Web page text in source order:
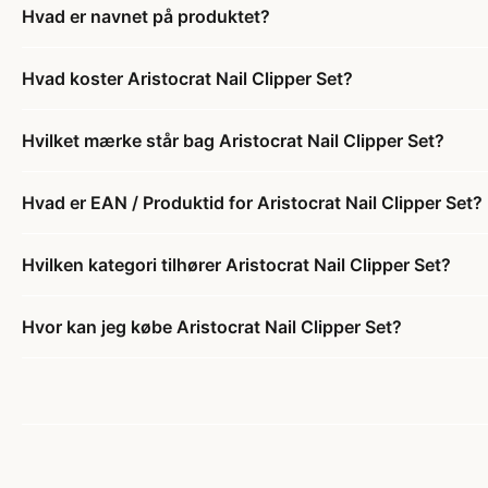
Hvad er navnet på produktet?
Hvad koster Aristocrat Nail Clipper Set?
Hvilket mærke står bag Aristocrat Nail Clipper Set?
Hvad er EAN / Produktid for Aristocrat Nail Clipper Set?
Hvilken kategori tilhører Aristocrat Nail Clipper Set?
Hvor kan jeg købe Aristocrat Nail Clipper Set?